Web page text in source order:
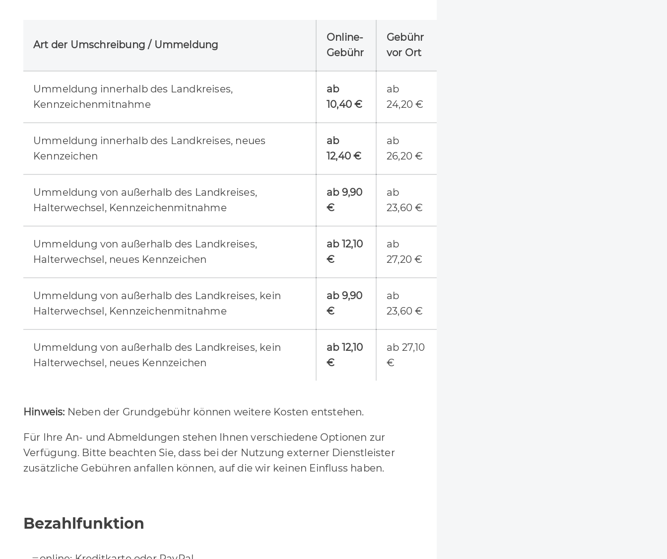
Art der Umschreibung / Ummeldung
Online-
Gebühr
Gebühr
vor Ort
Ummeldung innerhalb des Landkreises,
Kennzeichenmitnahme
ab
10,40 €
ab
24,20 €
Ummeldung innerhalb des Landkreises, neues
Kennzeichen
ab
12,40 €
ab
26,20 €
Ummeldung von außerhalb des Landkreises,
Halterwechsel, Kennzeichenmitnahme
ab 9,90
€
ab
23,60 €
Ummeldung von außerhalb des Landkreises,
Halterwechsel, neues Kennzeichen
ab 12,10
€
ab
27,20 €
Ummeldung von außerhalb des Landkreises, kein
Halterwechsel, Kennzeichenmitnahme
ab 9,90
€
ab
23,60 €
Ummeldung von außerhalb des Landkreises, kein
Halterwechsel, neues Kennzeichen
ab 12,10
€
ab 27,10
€
Hinweis: Neben der Grundgebühr können weitere Kosten entstehen.
Für Ihre An- und Abmeldungen stehen Ihnen verschiedene Optionen zur
Verfügung. Bitte beachten Sie, dass bei der Nutzung externer Dienstleister
zusätzliche Gebühren anfallen können, auf die wir keinen Einfluss haben.
Bezahlfunktion